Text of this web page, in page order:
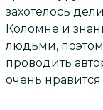
захотелось
Коломне и
людьми,
проводить
очень нравится